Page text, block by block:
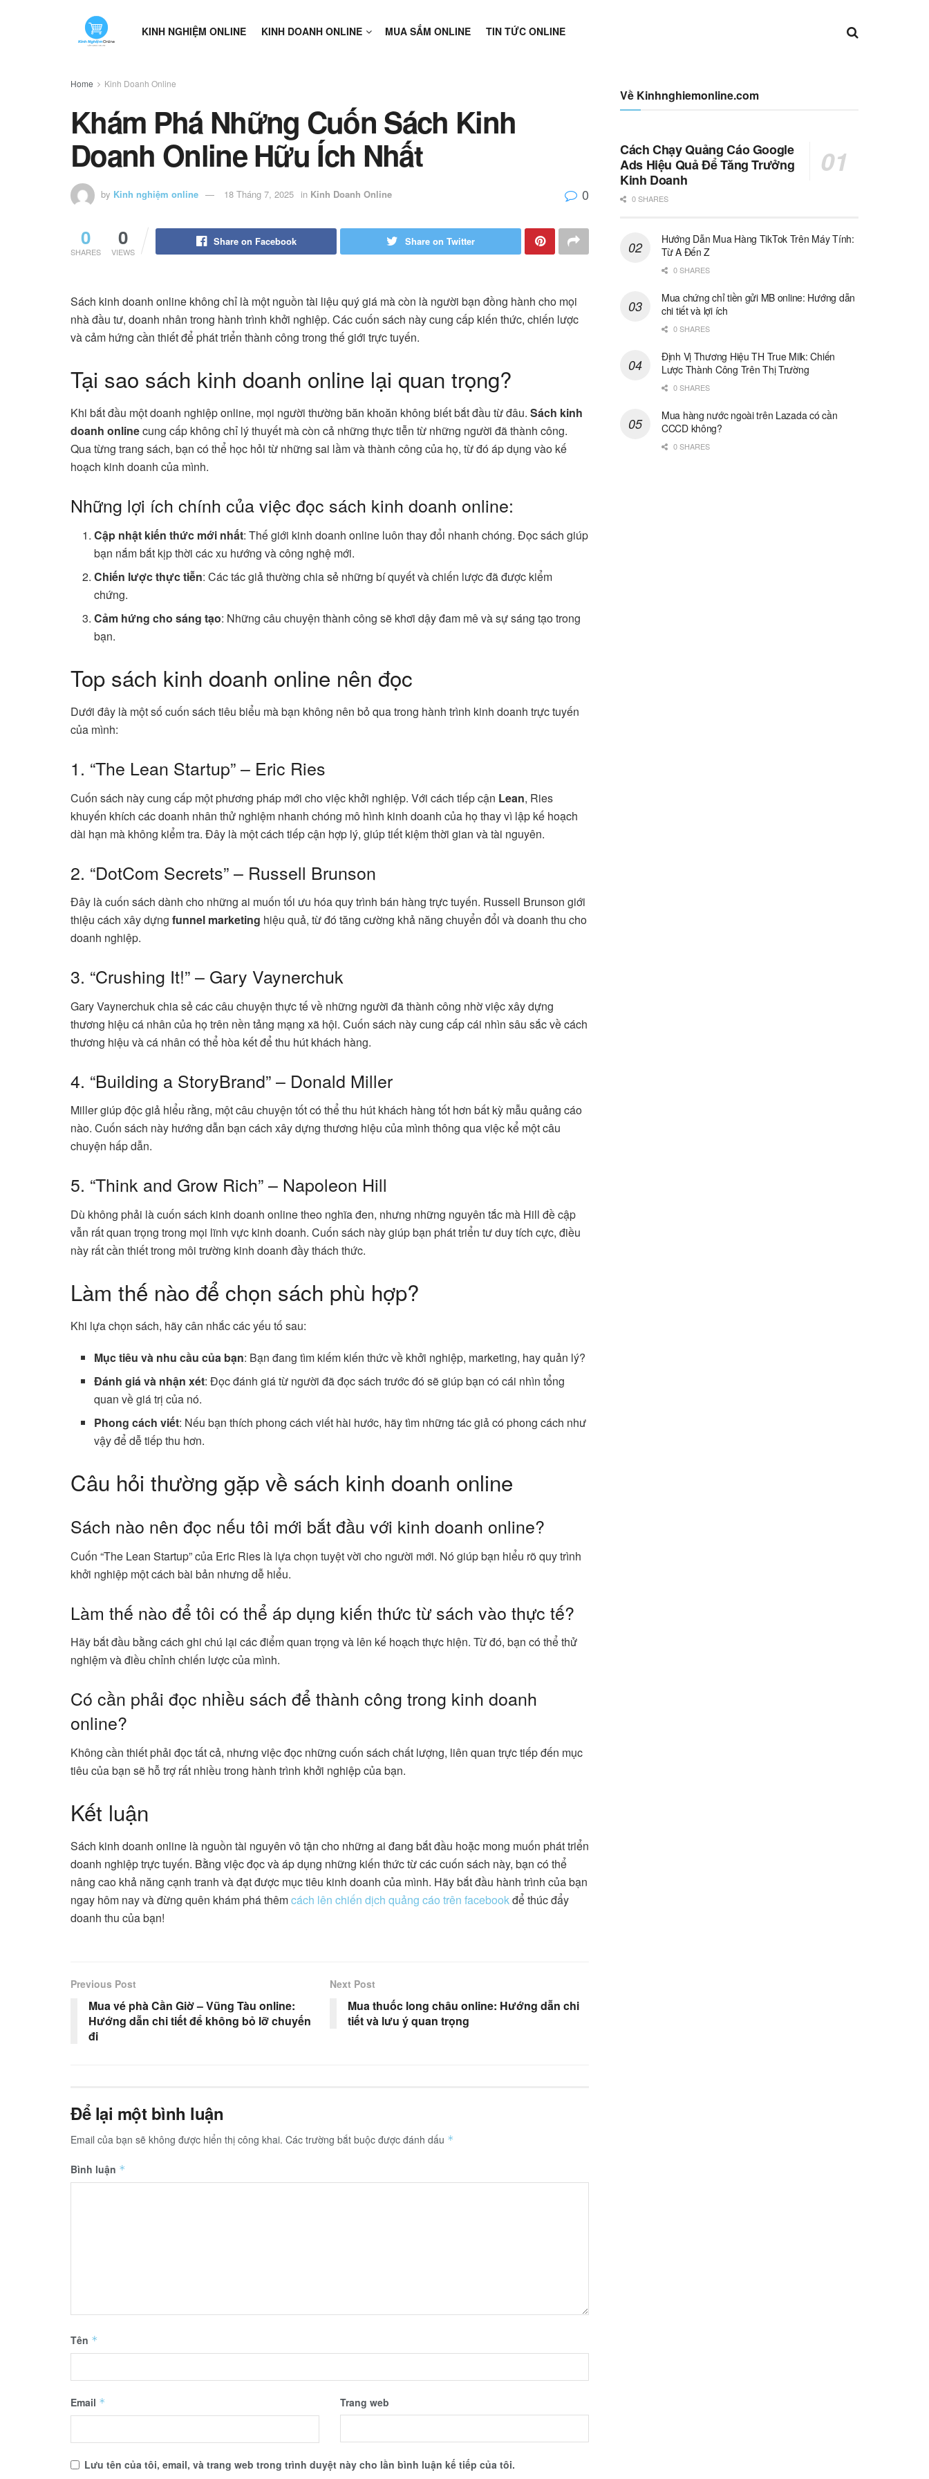
KINH NGHIỆM ONLINE KINH DOANH ONLINE MUA SẮM ONLINE TIN TỨC ONLINE
Home Kinh Doanh Online
Khám Phá Những Cuốn Sách Kinh
Doanh Online Hữu Ích Nhất
by Kinh nghiệm online 18 Tháng 7, 2025 in Kinh Doanh Online 0
0
SHARES
0
VIEWS
Share on Facebook Share on Twitter
Sách kinh doanh online không chỉ là một nguồn tài liệu quý giá mà còn là người bạn đồng hành cho mọi
nhà đầu tư, doanh nhân trong hành trình khởi nghiệp. Các cuốn sách này cung cấp kiến thức, chiến lược
và cảm hứng cần thiết để phát triển thành công trong thế giới trực tuyến.
Tại sao sách kinh doanh online lại quan trọng?
Khi bắt đầu một doanh nghiệp online, mọi người thường băn khoăn không biết bắt đầu từ đâu. Sách kinh
doanh onlinecung cấp không chỉ lý thuyết mà còn cả những thực tiễn từ những người đã thành công.
Qua từng trang sách, bạn có thể học hỏi từ những sai lầm và thành công của họ, từ đó áp dụng vào kế
hoạch kinh doanh của mình.
Những lợi ích chính của việc đọc sách kinh doanh online:
Cập nhật kiến thức mới nhất: Thế giới kinh doanh online luôn thay đổi nhanh chóng. Đọc sách giúp
bạn nắm bắt kịp thời các xu hướng và công nghệ mới.
Chiến lược thực tiễn: Các tác giả thường chia sẻ những bí quyết và chiến lược đã được kiểm
chứng.
Cảm hứng cho sáng tạo: Những câu chuyện thành công sẽ khơi dậy đam mê và sự sáng tạo trong
bạn.
Top sách kinh doanh online nên đọc
Dưới đây là một số cuốn sách tiêu biểu mà bạn không nên bỏ qua trong hành trình kinh doanh trực tuyến
của mình:
1. “The Lean Startup” – Eric Ries
Cuốn sách này cung cấp một phương pháp mới cho việc khởi nghiệp. Với cách tiếp cận Lean, Ries
khuyến khích các doanh nhân thử nghiệm nhanh chóng mô hình kinh doanh của họ thay vì lập kế hoạch
dài hạn mà không kiểm tra. Đây là một cách tiếp cận hợp lý, giúp tiết kiệm thời gian và tài nguyên.
2. “DotCom Secrets” – Russell Brunson
Đây là cuốn sách dành cho những ai muốn tối ưu hóa quy trình bán hàng trực tuyến. Russell Brunson giới
thiệu cách xây dựng funnel marketing hiệu quả, từ đó tăng cường khả năng chuyển đổi và doanh thu cho
doanh nghiệp.
3. “Crushing It!” – Gary Vaynerchuk
Gary Vaynerchuk chia sẻ các câu chuyện thực tế về những người đã thành công nhờ việc xây dựng
thương hiệu cá nhân của họ trên nền tảng mạng xã hội. Cuốn sách này cung cấp cái nhìn sâu sắc về cách
thương hiệu và cá nhân có thể hòa kết để thu hút khách hàng.
4. “Building a StoryBrand” – Donald Miller
Miller giúp độc giả hiểu rằng, một câu chuyện tốt có thể thu hút khách hàng tốt hơn bất kỳ mẫu quảng cáo
nào. Cuốn sách này hướng dẫn bạn cách xây dựng thương hiệu của mình thông qua việc kể một câu
chuyện hấp dẫn.
5. “Think and Grow Rich” – Napoleon Hill
Dù không phải là cuốn sách kinh doanh online theo nghĩa đen, nhưng những nguyên tắc mà Hill đề cập
vẫn rất quan trọng trong mọi lĩnh vực kinh doanh. Cuốn sách này giúp bạn phát triển tư duy tích cực, điều
này rất cần thiết trong môi trường kinh doanh đầy thách thức.
Làm thế nào để chọn sách phù hợp?
Khi lựa chọn sách, hãy cân nhắc các yếu tố sau:
Mục tiêu và nhu cầu của bạn: Bạn đang tìm kiếm kiến thức về khởi nghiệp, marketing, hay quản lý?
Đánh giá và nhận xét: Đọc đánh giá từ người đã đọc sách trước đó sẽ giúp bạn có cái nhìn tổng
quan về giá trị của nó.
Phong cách viết: Nếu bạn thích phong cách viết hài hước, hãy tìm những tác giả có phong cách như
vậy để dễ tiếp thu hơn.
Câu hỏi thường gặp về sách kinh doanh online
Sách nào nên đọc nếu tôi mới bắt đầu với kinh doanh online?
Cuốn “The Lean Startup” của Eric Ries là lựa chọn tuyệt vời cho người mới. Nó giúp bạn hiểu rõ quy trình
khởi nghiệp một cách bài bản nhưng dễ hiểu.
Làm thế nào để tôi có thể áp dụng kiến thức từ sách vào thực tế?
Hãy bắt đầu bằng cách ghi chú lại các điểm quan trọng và lên kế hoạch thực hiện. Từ đó, bạn có thể thử
nghiệm và điều chỉnh chiến lược của mình.
Có cần phải đọc nhiều sách để thành công trong kinh doanh
online?
Không cần thiết phải đọc tất cả, nhưng việc đọc những cuốn sách chất lượng, liên quan trực tiếp đến mục
tiêu của bạn sẽ hỗ trợ rất nhiều trong hành trình khởi nghiệp của bạn.
Kết luận
Sách kinh doanh online là nguồn tài nguyên vô tận cho những ai đang bắt đầu hoặc mong muốn phát triển
doanh nghiệp trực tuyến. Bằng việc đọc và áp dụng những kiến thức từ các cuốn sách này, bạn có thể
nâng cao khả năng cạnh tranh và đạt được mục tiêu kinh doanh của mình. Hãy bắt đầu hành trình của bạn
ngay hôm nay và đừng quên khám phá thêmcách lên chiến dịch quảng cáo trên facebookđể thúc đẩy
doanh thu của bạn!
Previous Post
Mua vé phà Cần Giờ – Vũng Tàu online:
Hướng dẫn chi tiết để không bỏ lỡ chuyến
đi
Next Post
Mua thuốc long châu online: Hướng dẫn chi
tiết và lưu ý quan trọng
Để lại một bình luận
Email của bạn sẽ không được hiển thị công khai. Các trường bắt buộc được đánh dấu *
Bình luận *
Tên *
Email * Trang web
Lưu tên của tôi, email, và trang web trong trình duyệt này cho lần bình luận kế tiếp của tôi.
Về Kinhnghiemonline.com
Cách Chạy Quảng Cáo Google
Ads Hiệu Quả Để Tăng Trưởng
Kinh Doanh
0 SHARES
Hướng Dẫn Mua Hàng TikTok Trên Máy Tính:
Từ A Đến Z
0 SHARES
Mua chứng chỉ tiền gửi MB online: Hướng dẫn
chi tiết và lợi ích
0 SHARES
Định Vị Thương Hiệu TH True Milk: Chiến
Lược Thành Công Trên Thị Trường
0 SHARES
Mua hàng nước ngoài trên Lazada có cần
CCCD không?
0 SHARES